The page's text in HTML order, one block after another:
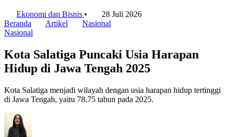
Ekonomi dan Bisnis •
28 Juli 2026
Beranda
Artikel
Nasional
Nasional
Kota Salatiga Puncaki Usia Harapan
Hidup di Jawa Tengah 2025
Kota Salatiga menjadi wilayah dengan usia harapan hidup tertinggi
di Jawa Tengah, yaitu 78,75 tahun pada 2025.